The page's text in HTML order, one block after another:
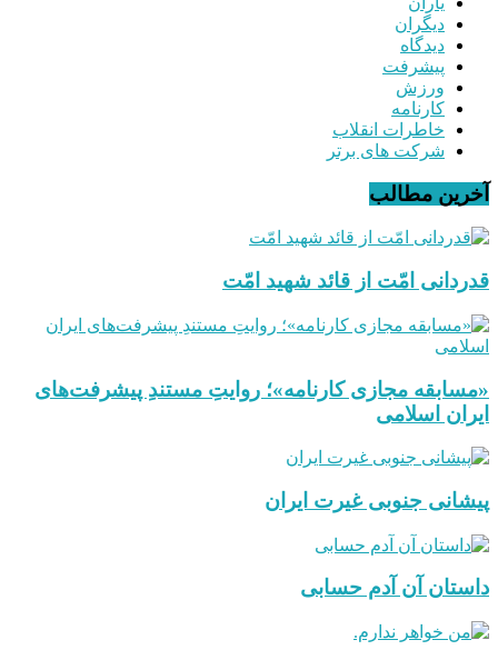
دیگران
دیدگاه
پیشرفت
ورزش
کارنامه
خاطرات انقلاب
شرکت های برتر
آخرین مطالب
قدردانی امّت از قائد شهید امّت
«مسابقه مجازی کارنامه»؛ روایتِ مستندِ پیشرفت‌های
ایران اسلامی
پیشانی جنوبی غیرت ایران
داستان آن آدم حسابی